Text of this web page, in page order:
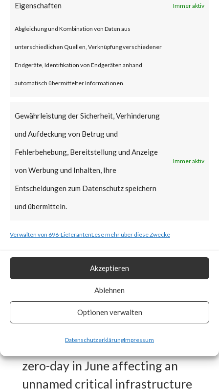
Eigenschaften Immer aktiv
Abgleichung und Kombination von Daten aus
unterschiedlichen Quellen, Verknüpfung verschiedener
Endgeräte, Identifikation von Endgeräten anhand
automatisch übermittelter Informationen.
Gewährleistung der Sicherheit, Verhinderung
und Aufdeckung von Betrug und
Fehlerbehebung, Bereitstellung und Anzeige
von Werbung und Inhalten, Ihre
Entscheidungen zum Datenschutz speichern
und übermitteln.
Immer aktiv
Verwalten von 696-LieferantenLese mehr über diese Zwecke
Akzeptieren
Ablehnen
Optionen verwalten
DatenschutzerklärungImpressum
gateway or as an
authentication, authorization
and auditing (AAA) virtual
server. The advisory also states
that Citrix managed servers are
is required.
Why is this Significant?
This is significant because the
Citrix advisory acknowledged
exploited in the wild. Also, CISA
added the vulnerability to the
Known Exploited Vulnerabilities
Catalog on July 19th, 2023.
CISA released an advisory on
vulnerability was exploited as a
zero-day in June affecting an
unnamed critical infrastructure